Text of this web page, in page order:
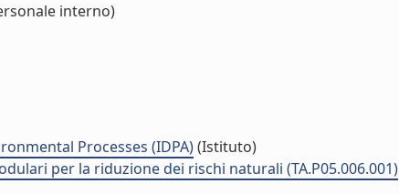
interno)
Processes (IDPA)(Istituto)
per la riduzione dei rischi naturali (TA.P05.006.001)